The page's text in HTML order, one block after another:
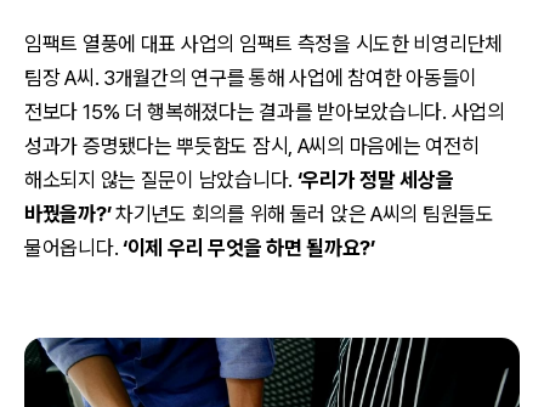
임팩트 열풍에 대표 사업의 임팩트 측정을 시도한 비영리단체
팀장 A씨. 3개월간의 연구를 통해 사업에 참여한 아동들이
전보다 15% 더 행복해졌다는 결과를 받아보았습니다. 사업의
성과가 증명됐다는 뿌듯함도 잠시, A씨의 마음에는 여전히
해소되지 않는 질문이 남았습니다. ‘우리가 정말 세상을
바꿨을까?’차기년도 회의를 위해 둘러 앉은 A씨의 팀원들도
물어옵니다.‘이제 우리 무엇을 하면 될까요?’